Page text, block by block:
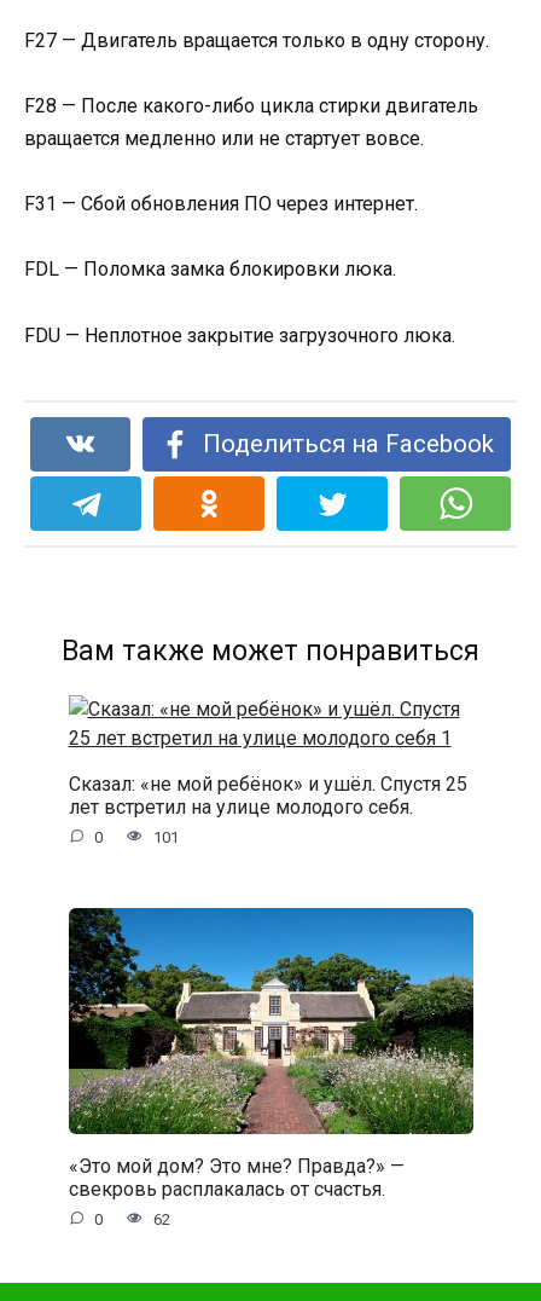
F27 — Двигатель вращается только в одну сторону.
F28 — После какого-либо цикла стирки двигатель
вращается медленно или не стартует вовсе.
F31 — Сбой обновления ПО через интернет.
FDL — Поломка замка блокировки люка.
FDU — Неплотное закрытие загрузочного люка.
Поделиться на Facebook
Вам также может понравиться
Сказал: «не мой ребёнок» и ушёл. Спустя 25
лет встретил на улице молодого себя.
0 101
«Это мой дом? Это мне? Правда?» —
свекровь расплакалась от счастья.
0 62